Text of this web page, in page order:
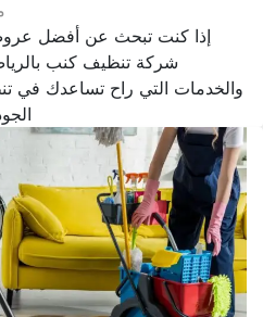
إذا كنت تبحث عن أفضل
شركة تنظيف كنب
والخدمات التي راح تساعدك في